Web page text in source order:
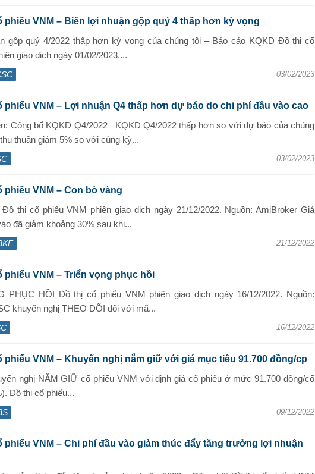
phiếu VNM – Biên lợi nhuận gộp quý 4 thấp hơn kỳ vọng
gộp quý 4/2022 thấp hơn kỳ vọng của chúng tôi – Báo cáo KQKD Đồ thị cổ
giao dịch ngày 01/02/2023....
03/02/2023
phiếu VNM – Lợi nhuận Q4 thấp hơn dự báo do chi phí đầu vào cao
Công bố KQKD Q4/2022 KQKD Q4/2022 thấp hơn so với dự báo của chúng
thuần giảm 5% so với cùng kỳ...
03/02/2023
phiếu VNM – Con bò vàng
thị cổ phiếu VNM phiên giao dịch ngày 21/12/2022. Nguồn: AmiBroker Giá
đã giảm khoảng 30% sau khi...
21/12/2022
phiếu VNM – Triển vọng phục hồi
PHỤC HỒI Đồ thị cổ phiếu VNM phiên giao dịch ngày 16/12/2022. Nguồn:
khuyến nghị THEO DÕI đối với mã...
16/12/2022
phiếu VNM – Khuyến nghị nắm giữ với giá mục tiêu 91.700 đồng/cp
nghị NẮM GIỮ cổ phiếu VNM với định giá cổ phiếu ở mức 91.700 đồng/cổ
Đồ thị cổ phiếu...
09/12/2022
phiếu VNM – Chi phí đầu vào giảm thúc đẩy tăng trưởng lợi nhuận